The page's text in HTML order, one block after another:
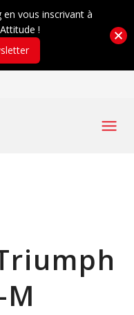
M
vous inscrivant à
!